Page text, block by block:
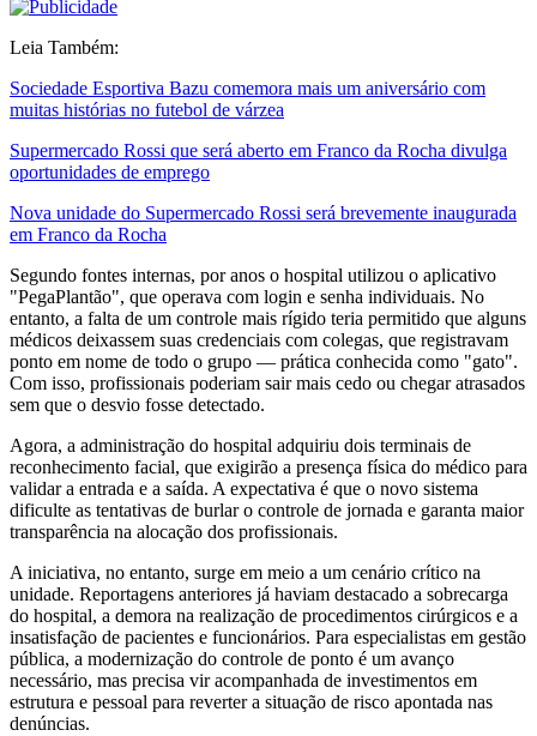
Leia Também:
Sociedade Esportiva Bazu comemora mais um aniversário com
muitas histórias no futebol de várzea
Supermercado Rossi que será aberto em Franco da Rocha divulga
oportunidades de emprego
Nova unidade do Supermercado Rossi será brevemente inaugurada
em Franco da Rocha
Segundo fontes internas, por anos o hospital utilizou o aplicativo
"PegaPlantão", que operava com login e senha individuais. No
entanto, a falta de um controle mais rígido teria permitido que alguns
médicos deixassem suas credenciais com colegas, que registravam
ponto em nome de todo o grupo — prática conhecida como "gato".
Com isso, profissionais poderiam sair mais cedo ou chegar atrasados
sem que o desvio fosse detectado.
Agora, a administração do hospital adquiriu dois terminais de
reconhecimento facial, que exigirão a presença física do médico para
validar a entrada e a saída. A expectativa é que o novo sistema
dificulte as tentativas de burlar o controle de jornada e garanta maior
transparência na alocação dos profissionais.
A iniciativa, no entanto, surge em meio a um cenário crítico na
unidade. Reportagens anteriores já haviam destacado a sobrecarga
do hospital, a demora na realização de procedimentos cirúrgicos e a
insatisfação de pacientes e funcionários. Para especialistas em gestão
pública, a modernização do controle de ponto é um avanço
necessário, mas precisa vir acompanhada de investimentos em
estrutura e pessoal para reverter a situação de risco apontada nas
denúncias.